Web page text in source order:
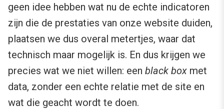
geen idee hebben wat nu de echte indicatoren
zijn die de prestaties van onze website duiden,
plaatsen we dus overal metertjes, waar dat
technisch maar mogelijk is. En dus krijgen we
precies wat we niet willen: een black box met
data, zonder een echte relatie met de site en
wat die geacht wordt te doen.